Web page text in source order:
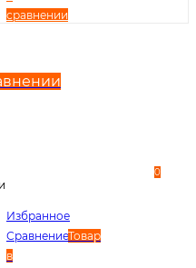
сравнении
Избранное
СравнениеТовар
в
0